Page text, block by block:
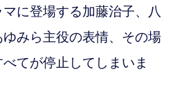
に登場する加藤治子、八
みら主役の表情、その場
てが停止してしまいま